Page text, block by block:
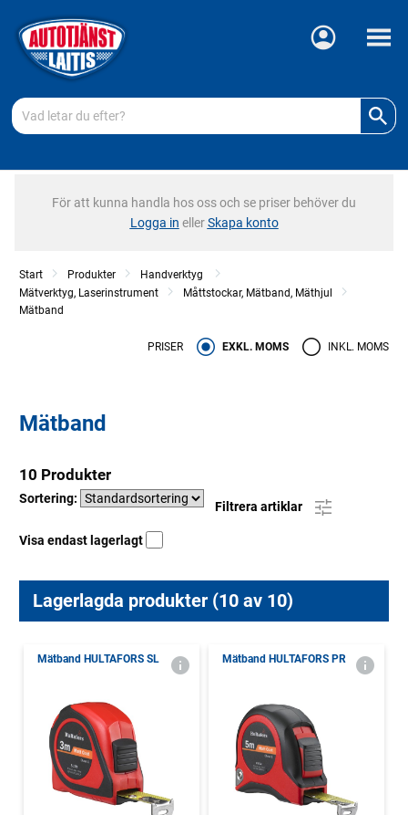
Meny
För att kunna handla hos oss och se priser behöver du
Logga in ellerSkapa konto
Start Produkter
Handverktyg
Mätverktyg, Laserinstrument
Måttstockar, Mätband, Mäthjul
Mätband
PRISER EXKL. MOMS INKL. MOMS
Mätband
10 Produkter
Sortering:
Filtrera artiklar
Visa endast lagerlagt
Lagerlagda produkter (10 av 10)
Mätband HULTAFORS SL Mätband HULTAFORS PR